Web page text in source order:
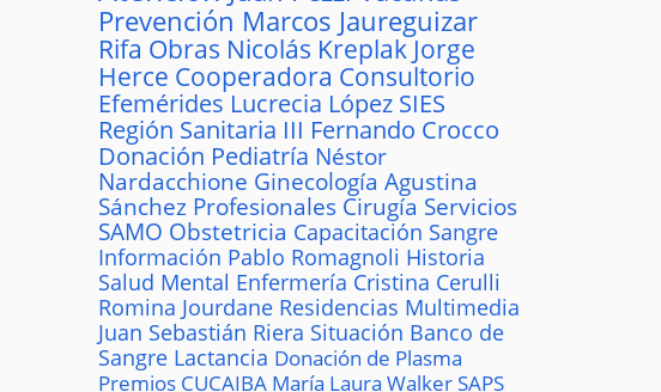
Prevención Marcos Jaureguizar
Rifa Obras Nicolás Kreplak Jorge
Herce Cooperadora Consultorio
Efemérides Lucrecia López SIES
Región Sanitaria III Fernando Crocco
Donación Pediatría Néstor
Nardacchione Ginecología Agustina
Sánchez Profesionales Cirugía Servicios
SAMO Obstetricia Capacitación Sangre
Información Pablo Romagnoli Historia
Salud Mental Enfermería Cristina Cerulli
Romina Jourdane Residencias Multimedia
Juan Sebastián Riera Situación Banco de
Sangre Lactancia Donación de Plasma
Premios CUCAIBA María Laura WalkerSAPS